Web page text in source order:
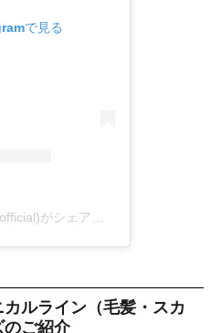
で見る
ルライン（毛髪・スカ
のご紹介